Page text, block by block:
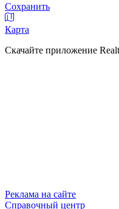
Сохранить
Карта
Скачайте приложение Realt
Реклама на сайте
Справочный центр